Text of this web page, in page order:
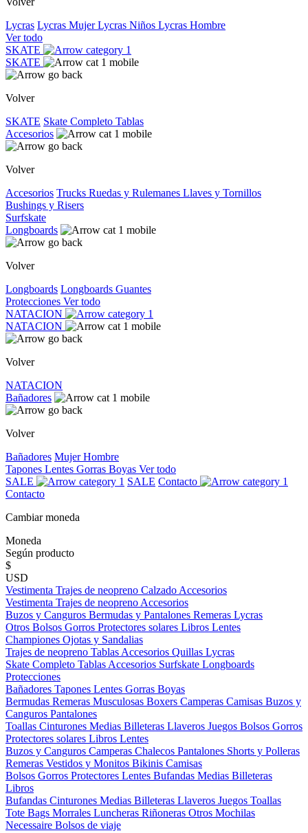
Lycras Lycras MujerLycras Niños Lycras Hombre
Ver todo
SKATE
SKATE
Volver
SKATE Skate Completo Tablas
Accesorios
Volver
Accesorios Trucks Ruedas y Rulemanes Llaves y Tornillos
Bushings y Risers
Surfskate
Longboards
Volver
Longboards Longboards Guantes
Protecciones Ver todo
NATACION
NATACION
Volver
NATACION
Bañadores
Volver
Bañadores MujerHombre
Tapones Lentes Gorras Boyas Ver todo
SALE
SALE Contacto
Contacto
Cambiar moneda
Moneda
Según producto
$
USD
Vestimenta Trajes de neopreno Calzado Accesorios
Vestimenta Trajes de neopreno Accesorios
Buzos y Canguros Bermudas y Pantalones Remeras Lycras
Otros Bolsos Gorros Protectores solares Libros Lentes
Championes Ojotas y Sandalias
Trajes de neopreno Tablas Accesorios Quillas Lycras
Skate Completo Tablas Accesorios Surfskate Longboards
Protecciones
Bañadores Tapones Lentes Gorras Boyas
Bermudas Remeras Musculosas Boxers Camperas Camisas Buzos y
Canguros Pantalones
Toallas Cinturones Medias Billeteras Llaveros Juegos Bolsos Gorros
Protectores solares Libros Lentes
Buzos y Canguros Camperas Chalecos Pantalones Shorts y Polleras
Remeras Vestidos y Monitos Bikinis Camisas
Bolsos Gorros Protectores Lentes Bufandas Medias Billeteras
Libros
Bufandas Cinturones Medias Billeteras Llaveros Juegos Toallas
Tote Bags Morrales Luncheras Riñoneras Otros Mochilas
Necessaire Bolsos de viaje